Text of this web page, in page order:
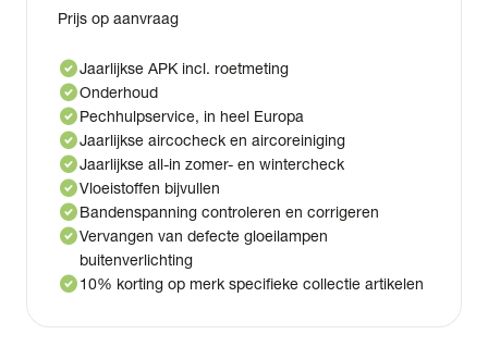
Prijs op aanvraag
check_circleJaarlijkse APK incl. roetmeting
check_circleOnderhoud
check_circlePechhulpservice, in heel Europa
check_circleJaarlijkse aircocheck en aircoreiniging
check_circleJaarlijkse all-in zomer- en wintercheck
check_circleVloeistoffen bijvullen
check_circleBandenspanning controleren en corrigeren
check_circleVervangen van defecte gloeilampen
buitenverlichting
check_circle10% korting op merk specifieke collectie artikelen